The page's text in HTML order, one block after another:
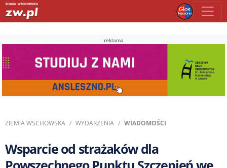
reklama
ZIEMIA WSCHOWSKA WYDARZENIA WIADOMOŚCI
Wsparcie od strażaków dla